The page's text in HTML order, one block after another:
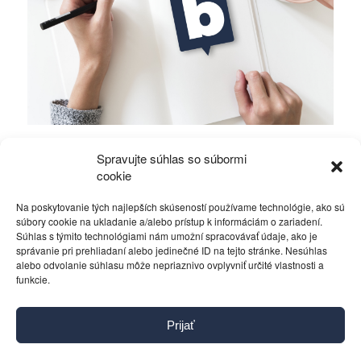
Spravujte súhlas so súbormi
cookie
Na poskytovanie tých najlepších skúseností používame technológie, ako sú
súbory cookie na ukladanie a/alebo prístup k informáciám o zariadení.
Súhlas s týmito technológiami nám umožní spracovávať údaje, ako je
správanie pri prehliadaní alebo jedinečné ID na tejto stránke. Nesúhlas
alebo odvolanie súhlasu môže nepriaznivo ovplyvniť určité vlastnosti a
funkcie.
Prijať
Politika 15. februára 2016
Kontakt
Pravidlá používania